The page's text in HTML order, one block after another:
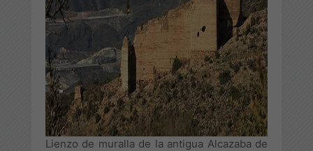
Lienzo de muralla de la antigua Alcazaba de